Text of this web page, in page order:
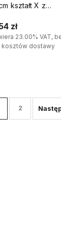
kształt X z
zł
23.00% VAT,
kosztów dostawy
2